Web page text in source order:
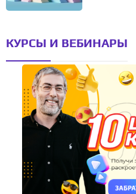
КУРСЫ И ВЕБИНАРЫ